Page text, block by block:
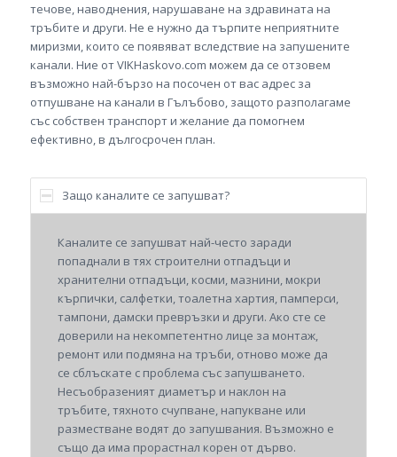
течове, наводнения, нарушаване на здравината на
тръбите и други. Не е нужно да търпите неприятните
миризми, които се появяват вследствие на запушените
канали. Ние от VIKHaskovo.com можем да се отзовем
възможно най-бързо на посочен от вас адрес за
отпушване на канали в Гълъбово, защото разполагаме
със собствен транспорт и желание да помогнем
ефективно, в дългосрочен план.
Защо каналите се запушват?
Каналите се запушват най-често заради
попаднали в тях строителни отпадъци и
хранителни отпадъци, косми, мазнини, мокри
кърпички, салфетки, тоалетна хартия, памперси,
тампони, дамски превръзки и други. Ако сте се
доверили на некомпетентно лице за монтаж,
ремонт или подмяна на тръби, отново може да
се сблъскате с проблема със запушването.
Несъобразеният диаметър и наклон на
тръбите, тяхното счупване, напукване или
разместване водят до запушвания. Възможно е
също да има прорастнал корен от дърво.